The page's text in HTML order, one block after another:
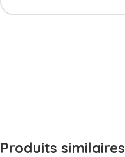
Produits similaires